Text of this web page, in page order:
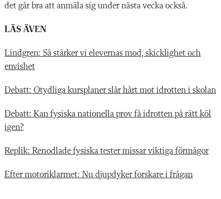
det går bra att anmäla sig under nästa vecka också.
LÄS ÄVEN
Lindgren: Så stärker vi elevernas mod, skicklighet och
envishet
Debatt: Otydliga kursplaner slår hårt mot idrotten i skolan
Debatt: Kan fysiska nationella prov få idrotten på rätt köl
igen?
Replik: Renodlade fysiska tester missar viktiga förmågor
Efter motoriklarmet: Nu djupdyker forskare i frågan